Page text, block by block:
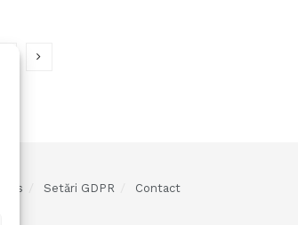
Setări GDPR Contact